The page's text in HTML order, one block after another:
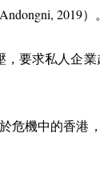
Andongni, 2019）
要求私人企業
危機中的香港